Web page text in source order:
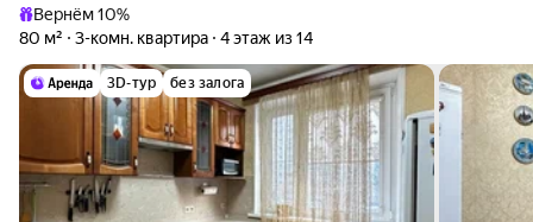
Вернём 10%
80 м²
3-комн. квартира 4 этаж из 14
3D-тур без залога